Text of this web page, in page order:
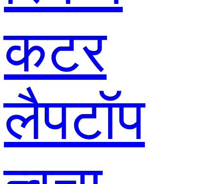
कटर
लैपटॉप